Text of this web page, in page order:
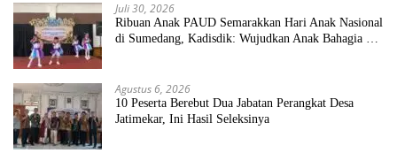
Juli 30, 2026
Ribuan Anak PAUD Semarakkan Hari Anak Nasional
di Sumedang, Kadisdik: Wujudkan Anak Bahagia dan
Agustus 6, 2026
10 Peserta Berebut Dua Jabatan Perangkat Desa
Jatimekar, Ini Hasil Seleksinya